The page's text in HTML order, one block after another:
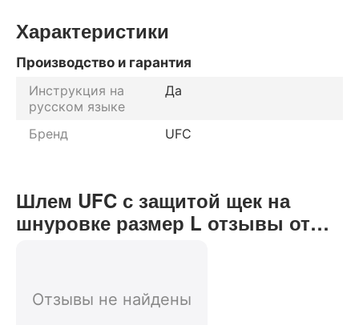
Характеристики
Производство и гарантия
Инструкция на
русском языке
Да
Бренд UFC
Шлем UFC с защитой щек на
шнуровке размер L отзывы от
Отзывы не найдены